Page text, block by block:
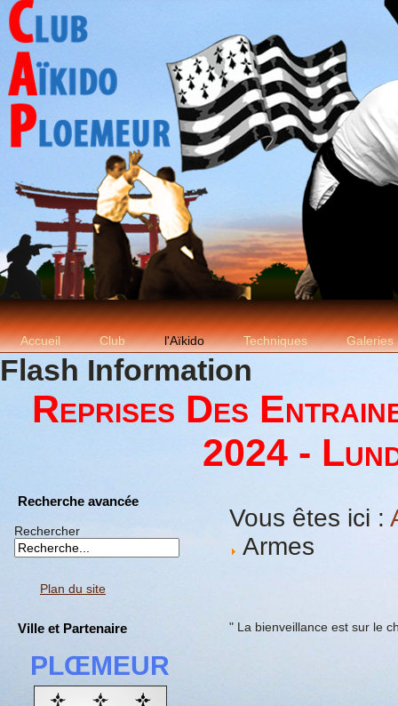
Accueil Club l'Aïkido Techniques Galeries
Flash Information
Reprises Des
2024 -
Recherche avancée
Rechercher
Plan du site
Ville et Partenaire
PLŒMEUR
Vous êtes ici :
Armes
" La bienveillance est sur le